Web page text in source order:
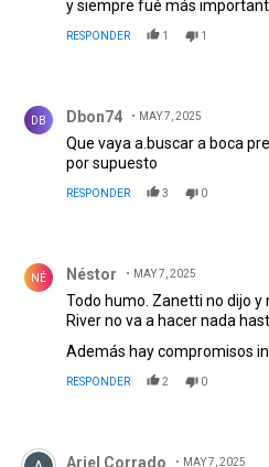
y siempre fué más
RESPONDER 1 1
DB Dbon74 MAY 7, 2025
Que vaya a.buscar a boca
por supuesto
RESPONDER 3 0
NÉ Néstor MAY 7, 2025
Todo humo. Zanetti no dijo y
River no va a hacer nada
Además hay compromisos
RESPONDER 2 0
Comentario de Ariel Corrado.
Ariel Corrado MAY 7, 2025